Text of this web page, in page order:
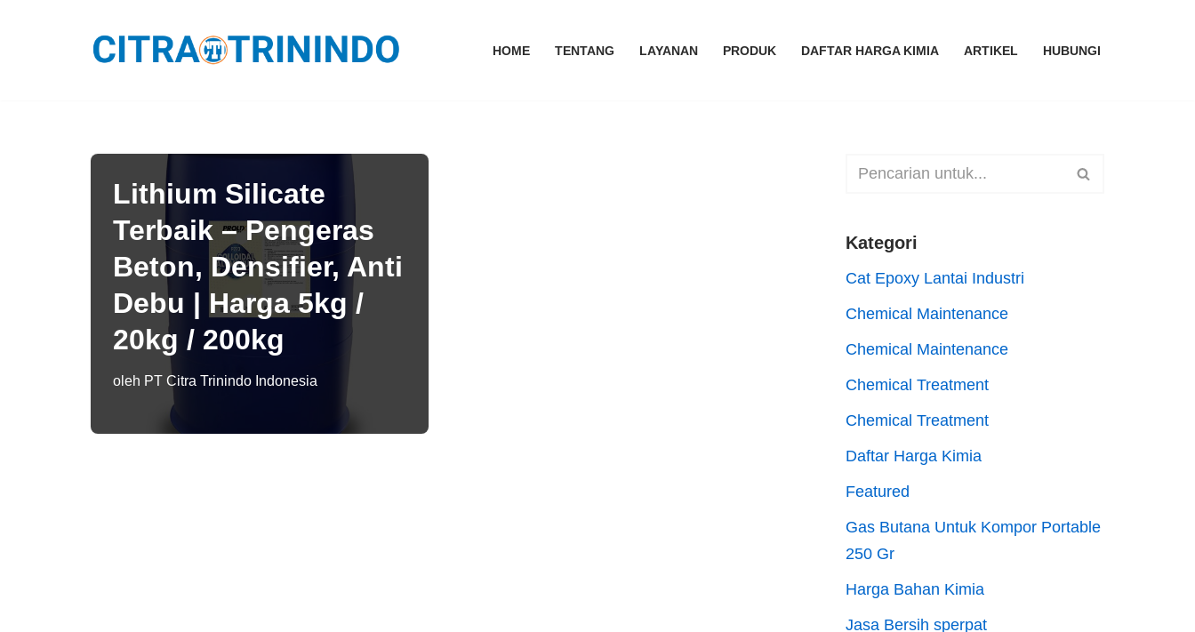
HOME TENTANG LAYANAN PRODUK DAFTAR HARGA KIMIA ARTIKEL HUBUNGI
Lithium Silicate
Terbaik – Pengeras
Beton, Densifier, Anti
Debu | Harga 5kg /
20kg / 200kg
oleh PT Citra Trinindo Indonesia
Kategori
Cat Epoxy Lantai Industri
Chemical Maintenance
Chemical Maintenance
Chemical Treatment
Chemical Treatment
Daftar Harga Kimia
Featured
Gas Butana Untuk Kompor Portable
250 Gr
Harga Bahan Kimia
Jasa Bersih sperpat